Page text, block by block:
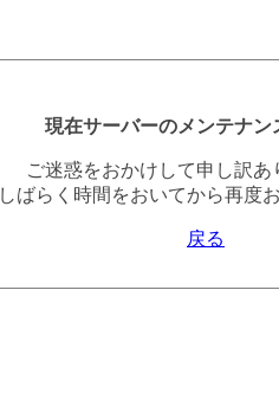
現在サーバーのメンテナン
ご迷惑をおかけして申し訳あ
しばらく時間をおいてから再度
戻る